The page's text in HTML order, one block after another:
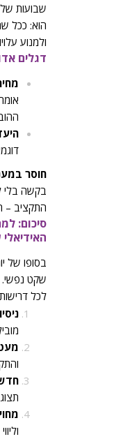
שבועות של
הוא: ככל
ולמנוע
דגלים
חוסר
בקשה בלי
התקציב –
סיכום:
בסופו של
שקט נפשי.
לכל